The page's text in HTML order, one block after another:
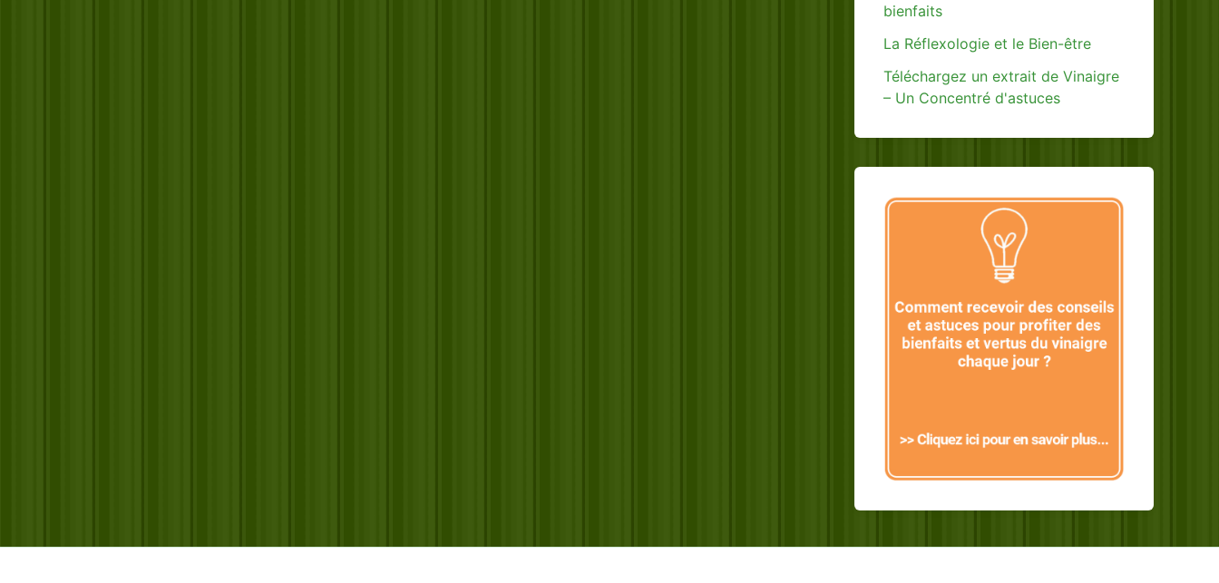
bienfaits
La Réflexologie et le Bien-être
Téléchargez un extrait de Vinaigre
– Un Concentré d'astuces